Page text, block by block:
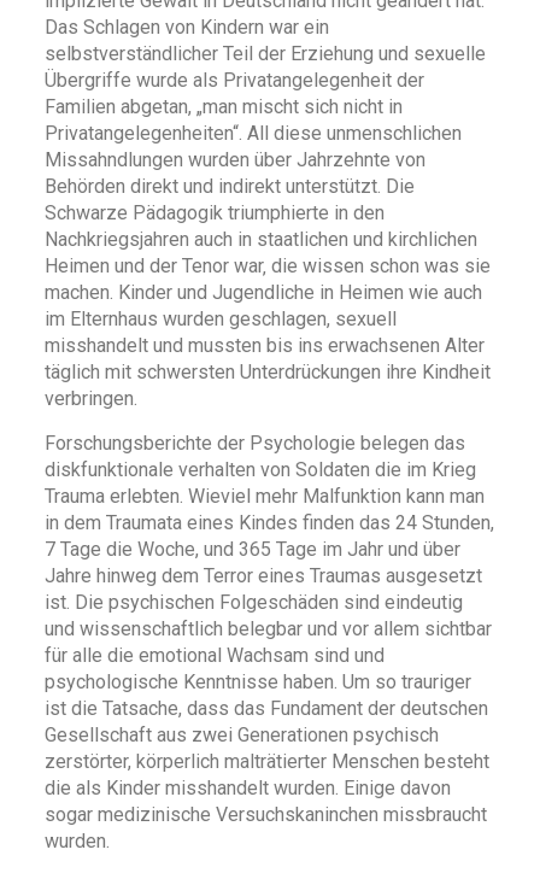
Das Schlagen von Kindern war ein
selbstverständlicher Teil der Erziehung und sexuelle
Übergriffe wurde als Privatangelegenheit der
Familien abgetan, „man mischt sich nicht in
Privatangelegenheiten“. All diese unmenschlichen
Missahndlungen wurden über Jahrzehnte von
Behörden direkt und indirekt unterstützt. Die
Schwarze Pädagogik triumphierte in den
Nachkriegsjahren auch in staatlichen und kirchlichen
Heimen und der Tenor war‚ die wissen schon was sie
machen. Kinder und Jugendliche in Heimen wie auch
im Elternhaus wurden geschlagen, sexuell
misshandelt und mussten bis ins erwachsenen Alter
täglich mit schwersten Unterdrückungen ihre Kindheit
verbringen.
Forschungsberichte der Psychologie belegen das
diskfunktionale verhalten von Soldaten die im Krieg
Trauma erlebten. Wieviel mehr Malfunktion kann man
in dem Traumata eines Kindes finden das 24 Stunden,
7 Tage die Woche, und 365 Tage im Jahr und über
Jahre hinweg dem Terror eines Traumas ausgesetzt
ist. Die psychischen Folgeschäden sind eindeutig
und wissenschaftlich belegbar und vor allem sichtbar
für alle die emotional Wachsam sind und
psychologische Kenntnisse haben. Um so trauriger
ist die Tatsache, dass das Fundament der deutschen
Gesellschaft aus zwei Generationen psychisch
zerstörter, körperlich malträtierter Menschen besteht
die als Kinder misshandelt wurden. Einige davon
sogar medizinische Versuchskaninchen missbraucht
wurden.